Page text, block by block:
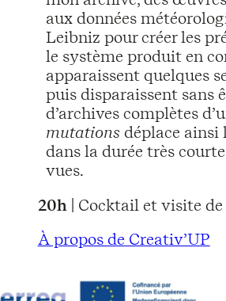
aux données
Leibniz pour créer les
le système produit en
apparaissent quelques
puis disparaissent sans
d’archives complètes
mutationsdéplace ainsi
dans la durée très
vues.
20h
| Cocktail et visite
À propos de Creativ’UP